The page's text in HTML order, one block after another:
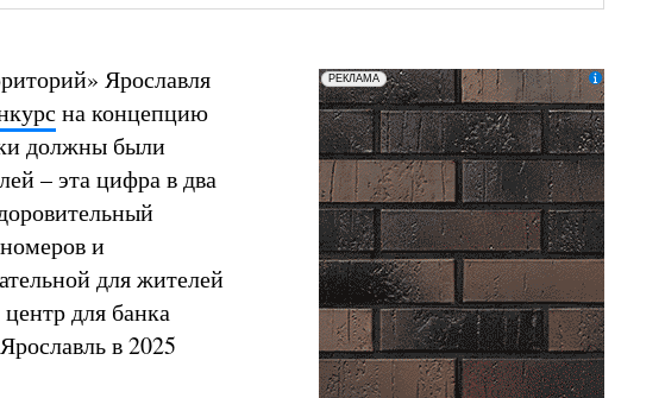
Ярославля
на концепцию
должны были
– эта цифра в два
и
для жителей
для банка
в 2025
erid: LatgCAXLX
РЕКЛАМА
ООО «ТД БРАЕР»